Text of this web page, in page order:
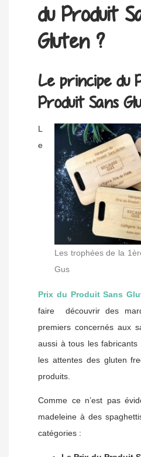
du Produit
Gluten ?
Le principe du
Produit Sans
Les trophées de la
Gus
L
e
Prix du Produit Sans
faire découvrir des
premiers concernés aux
aussi à tous les
les attentes des gluten
produits.
Comme ce n’est pas
madeleine à des
catégories :